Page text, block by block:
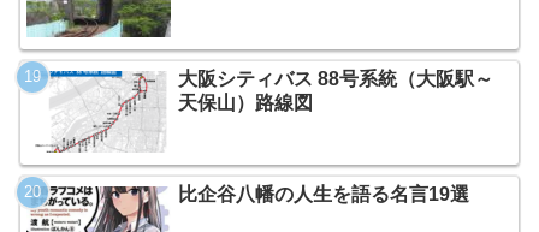
大阪シティバス 88号系統（大阪駅～
天保山）路線図
比企谷八幡の人生を語る名言19選